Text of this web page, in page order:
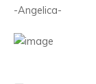
-Angelica-